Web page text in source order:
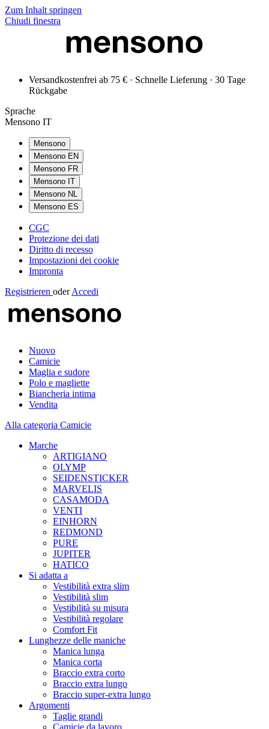
Zum Inhalt springen
Chiudi finestra
Versandkostenfrei ab 75 € · Schnelle Lieferung · 30 Tage
Rückgabe
Sprache
Mensono IT
Mensono
Mensono EN
Mensono FR
Mensono IT
Mensono NL
Mensono ES
CGC
Protezione dei dati
Diritto di recesso
Impostazioni dei cookie
Impronta
Registrieren oder Accedi
Nuovo
Camicie
Maglia e sudore
Polo e magliette
Biancheria intima
Vendita
Alla categoria Camicie
Marche
ARTIGIANO
OLYMP
SEIDENSTICKER
MARVELIS
CASAMODA
VENTI
EINHORN
REDMOND
PURE
JUPITER
HATICO
Si adatta a
Vestibilità extra slim
Vestibilità slim
Vestibilità su misura
Vestibilità regolare
Comfort Fit
Lunghezze delle maniche
Manica lunga
Manica corta
Braccio extra corto
Braccio extra lungo
Braccio super-extra lungo
Argomenti
Taglie grandi
Camicie da lavoro